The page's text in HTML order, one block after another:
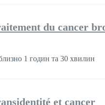
du cancer
1 годин та 30 хвилин
et cancer